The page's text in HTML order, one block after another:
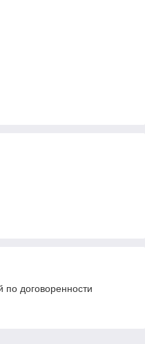
по договоренности